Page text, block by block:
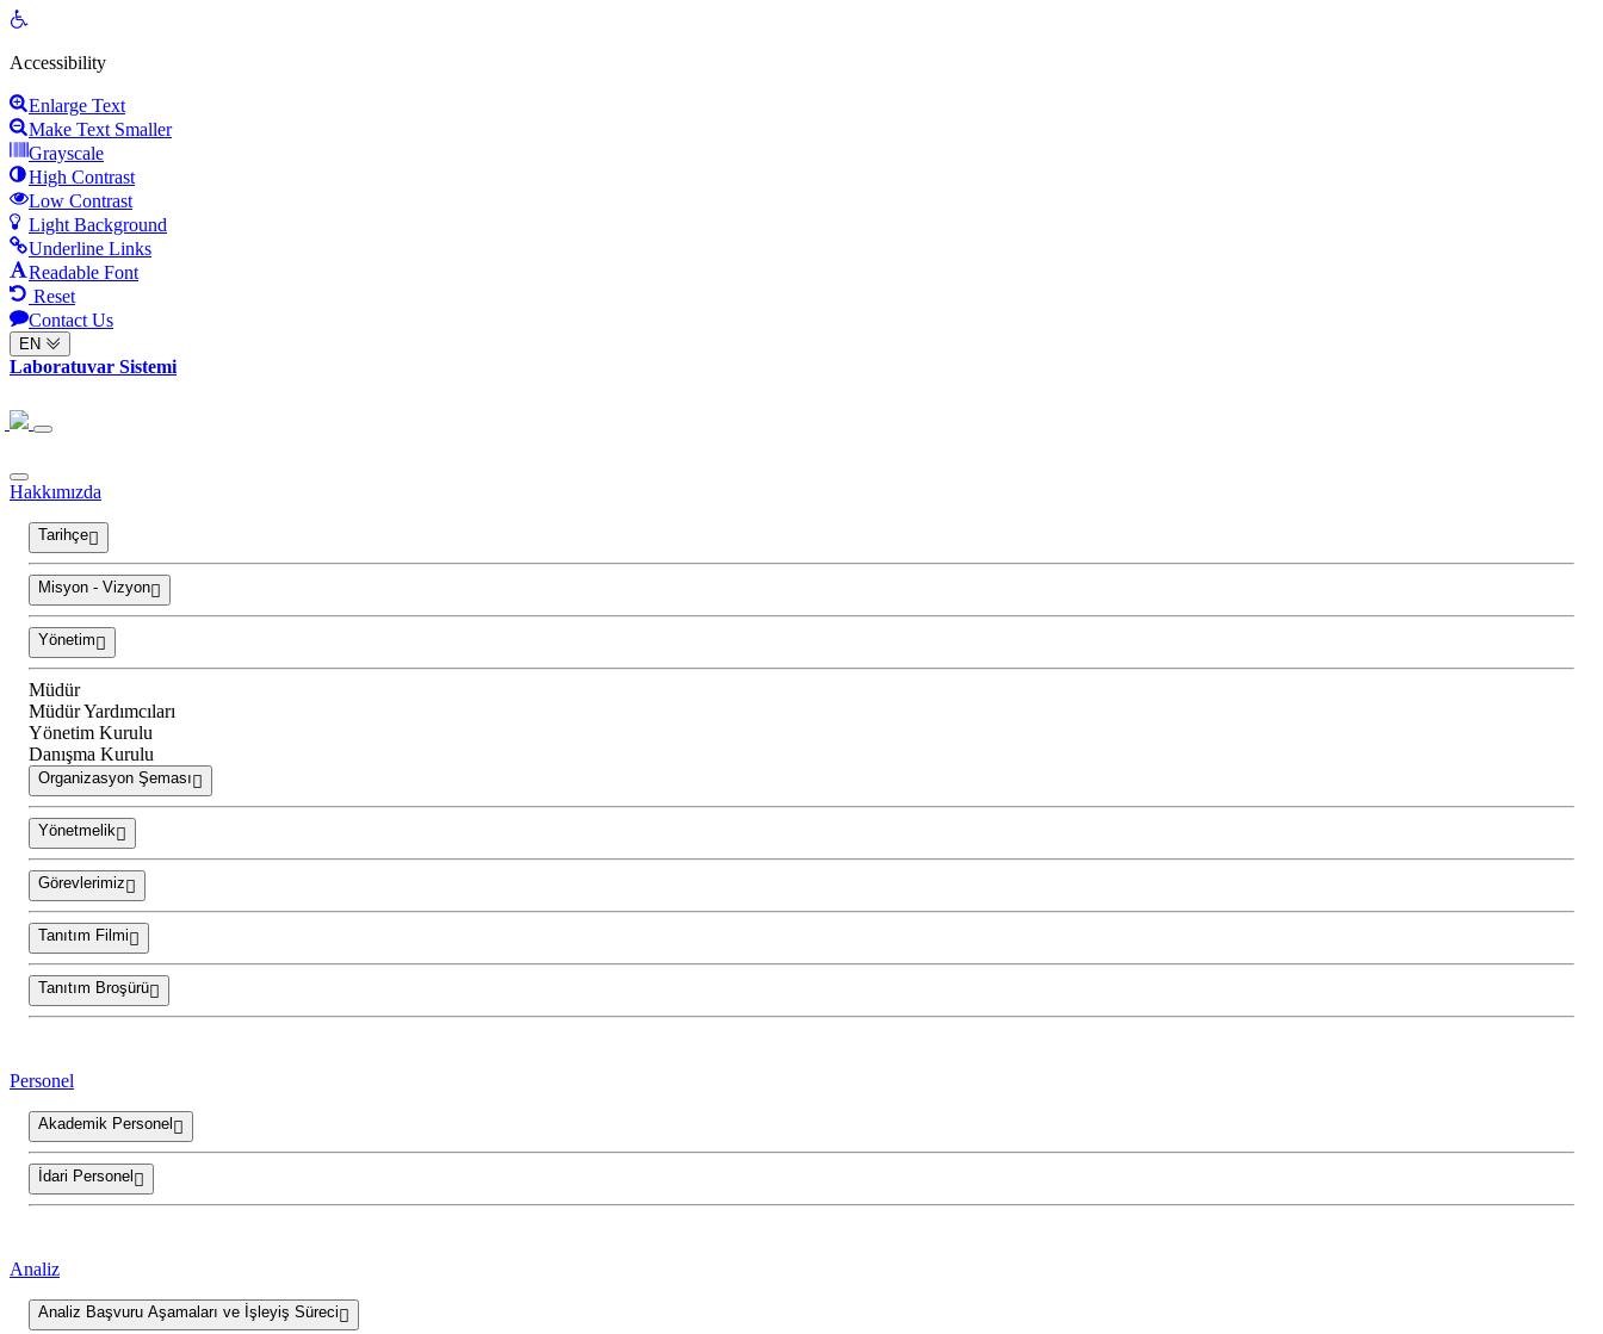
Open
Accessibility
Enlarge Text
Make Text Smaller
Grayscale
High Contrast
Low Contrast
Light Background
Underline Links
Readable Font
Reset
Contact Us
EN
Laboratuvar Sistemi
Hakkımızda
Tarihçe
Misyon - Vizyon
Yönetim
Müdür
Müdür Yardımcıları
Yönetim Kurulu
Danışma Kurulu
Organizasyon Şeması
Yönetmelik
Görevlerimiz
Tanıtım Filmi
Tanıtım Broşürü
Personel
Akademik Personel
İdari Personel
Analiz
Analiz Başvuru Aşamaları ve İşleyiş Süreci